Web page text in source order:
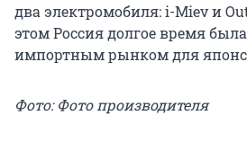
два электромобиля: i-Miev и
этом Россия долгое время
импортным рынком для
Фото: Фото производителя